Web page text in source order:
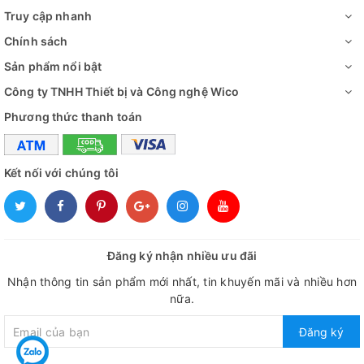
Truy cập nhanh
Chính sách
Sản phẩm nổi bật
Công ty TNHH Thiết bị và Công nghệ Wico
Phương thức thanh toán
Kết nối với chúng tôi
Đăng ký nhận nhiều ưu đãi
Nhận thông tin sản phẩm mới nhất, tin khuyến mãi và nhiều hơn
nữa.
Đăng ký